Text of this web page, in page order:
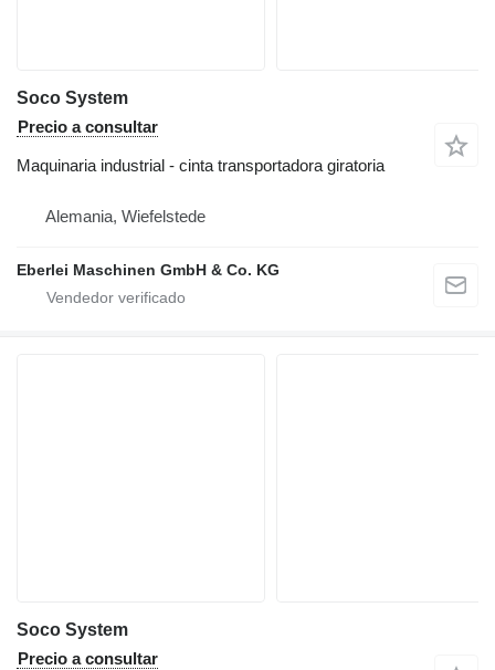
Soco System
Precio a consultar
Maquinaria industrial - cinta transportadora giratoria
Alemania, Wiefelstede
Eberlei Maschinen GmbH & Co. KG
Soco System
Precio a consultar